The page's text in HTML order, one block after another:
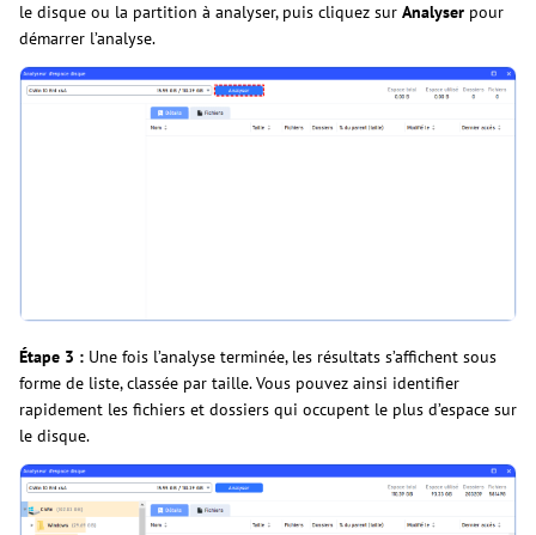
le disque ou la partition à analyser, puis cliquez sur Analyser pour
démarrer l’analyse.
Étape 3 : Une fois l’analyse terminée, les résultats s’affichent sous
forme de liste, classée par taille. Vous pouvez ainsi identifier
rapidement les fichiers et dossiers qui occupent le plus d’espace sur
le disque.